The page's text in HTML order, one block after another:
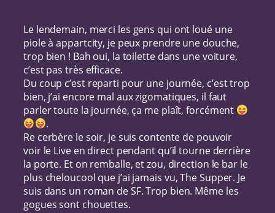
Le lendemain, merci les gens qui ont loué une
piole à appartcity, je peux prendre une douche,
trop bien ! Bah oui, la toilette dans une voiture,
c’est pas très efficace.
Du coup c’est reparti pour une journée, c’est trop
bien, j’ai encore mal aux zigomatiques, il faut
parler toute la journée, ça me plaît, forcément
.
Re cerbère le soir, je suis contente de pouvoir
voir le Live en direct pendant qu’il tourne derrière
la porte. Et on remballe, et zou, direction le bar le
plus cheloucool que j’ai jamais vu, The Supper. Je
suis dans un roman de SF. Trop bien. Même les
gogues sont chouettes.